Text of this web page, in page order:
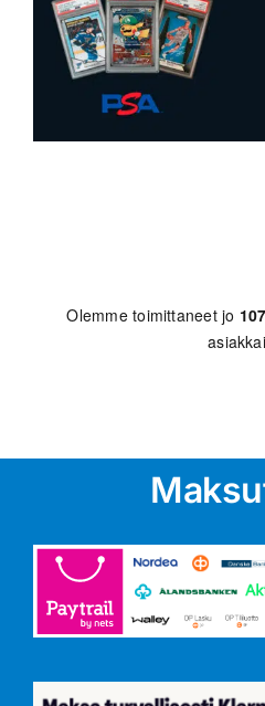
Olemme toimittaneet jo